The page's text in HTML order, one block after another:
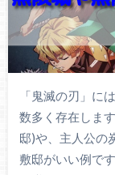
「鬼滅の刃」に
数多く存在しま
邸)や、主人公の
敷邸がいい例で